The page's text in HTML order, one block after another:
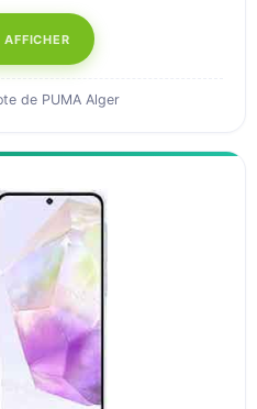
AFFICHER
de PUMA Alger